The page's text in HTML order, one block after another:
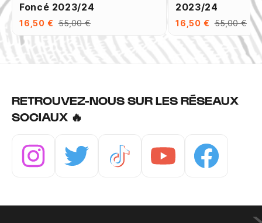
Foncé 2023/24
16,50 € 55,00 €
2023/24
16,50 € 55,00 €
RETROUVEZ-NOUS SUR LES RÉSEAUX
SOCIAUX 🔥